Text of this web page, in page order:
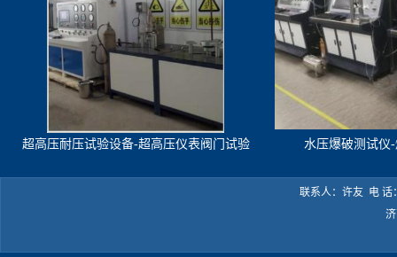
超高压耐压试验设备-超高压仪表阀门试验
水压爆破测试仪
联系人：许友 电 话